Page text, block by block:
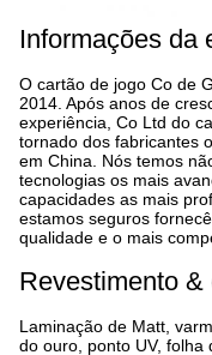
Informações da
O cartão de jogo Co de
2014. Após anos de
experiência, Co Ltd do
tornado dos fabricantes
em China. Nós temos
tecnologias os mais
capacidades as mais
estamos seguros
qualidade e o mais
Revestimento &
Laminação de Matt,
do ouro, ponto UV,